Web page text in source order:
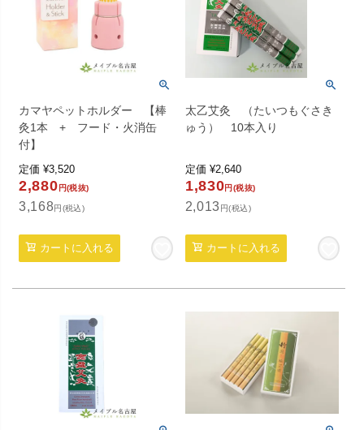
カマヤペットホルダー 【棒
灸1本 + フード・火消缶
付】
定価 ¥3,520
2,880 円(税抜)
3,168円(税込)
カートに入れる
太乙艾灸 （たいつもぐさき
ゅう） 10本入り
定価 ¥2,640
1,830円(税抜)
2,013円(税込)
カートに入れる